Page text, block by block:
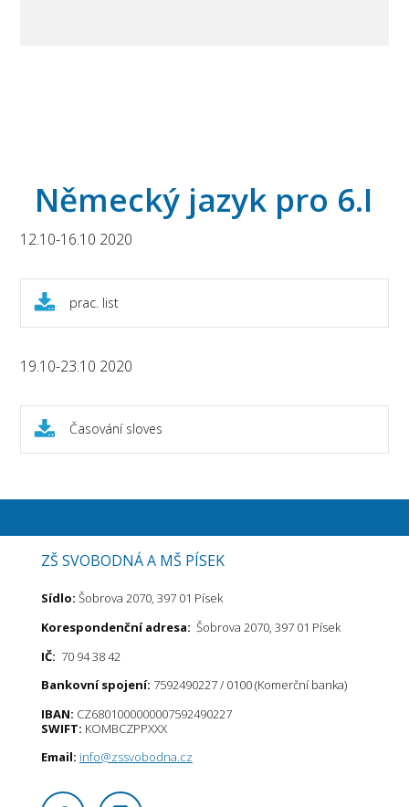
Německý jazyk pro 6.I
12.10-16.10 2020
prac. list
19.10-23.10 2020
Časování sloves
ZŠ SVOBODNÁ A MŠ PÍSEK
Sídlo: Šobrova 2070, 397 01 Písek
Korespondenční adresa: Šobrova 2070, 397 01 Písek
IČ: 70 94 38 42
Bankovní spojení: 7592490227 / 0100 (Komerční banka)
IBAN: CZ6801000000007592490227
SWIFT: KOMBCZPPXXX
Email: info@zssvobodna.cz